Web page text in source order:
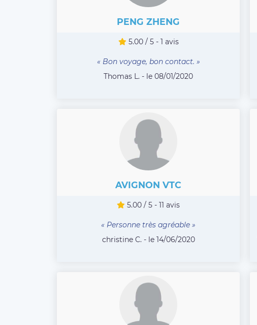
PENG ZHENG
5.00 / 5 - 1 avis
« Bon voyage, bon contact. »
Thomas L. - le 08/01/2020
AVIGNON VTC
5.00 / 5 - 11 avis
« Personne très agréable »
christine C. - le 14/06/2020